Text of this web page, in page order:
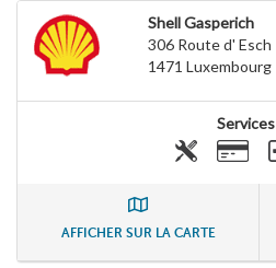
Shell Gasperich
306 Route d' Esch
1471 Luxembourg
Services
AFFICHER SUR LA CARTE